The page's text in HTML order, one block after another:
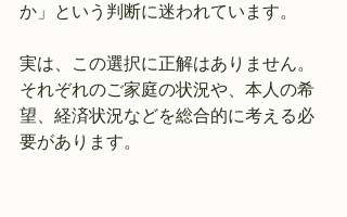
か」という判断に迷われています。
実は、この選択に正解はありません。
それぞれのご家庭の状況や、本人の希
望、経済状況などを総合的に考える必
要があります。